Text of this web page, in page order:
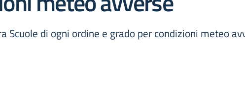
Scuole di ogni ordine e grado per condizioni meteo